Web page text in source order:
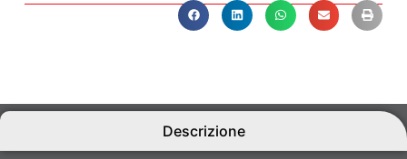
Descrizione